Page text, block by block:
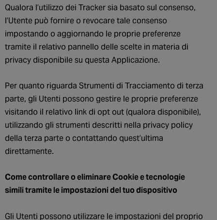
Qualora l’utilizzo dei Tracker sia basato sul consenso,
l’Utente può fornire o revocare tale consenso
impostando o aggiornando le proprie preferenze
tramite il relativo pannello delle scelte in materia di
privacy disponibile su questa Applicazione.
Per quanto riguarda Strumenti di Tracciamento di terza
parte, gli Utenti possono gestire le proprie preferenze
visitando il relativo link di opt out (qualora disponibile),
utilizzando gli strumenti descritti nella privacy policy
della terza parte o contattando quest’ultima
direttamente.
Come controllare o eliminare Cookie e tecnologie
simili tramite le impostazioni del tuo dispositivo
Gli Utenti possono utilizzare le impostazioni del proprio